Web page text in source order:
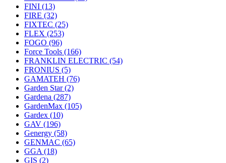
FINI (13)
FIRE (32)
FIXTEC (25)
FLEX (253)
FOGO (96)
Force Tools (166)
FRANKLIN ELECTRIC (54)
FRONIUS (5)
GAMATEH (76)
Garden Star(2)
Gardena (287)
GardenMax (105)
Gardex (10)
GAV (196)
Genergy (58)
GENMAC (65)
GGA (18)
GIS (2)